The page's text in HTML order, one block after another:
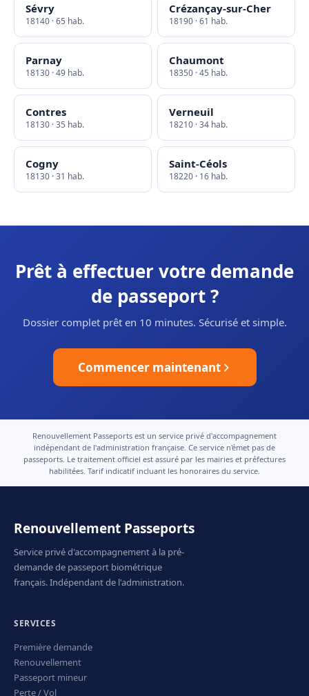
Sévry
18140 · 65 hab.
Crézançay-sur-Cher
18190 · 61 hab.
Parnay
18130 · 49 hab.
Chaumont
18350 · 45 hab.
Contres
18130 · 35 hab.
Verneuil
18210 · 34 hab.
Cogny
18130 · 31 hab.
Saint-Céols
18220 · 16 hab.
Prêt à effectuer votre demande
de passeport ?
Dossier complet prêt en 10 minutes. Sécurisé et simple.
Commencer maintenant
Renouvellement Passeports est un service privé d'accompagnement
indépendant de l'administration française. Ce service n'émet pas de
passeports. Le traitement officiel est assuré par les mairies et préfectures
habilitées. Tarif indicatif incluant les honoraires du service.
Renouvellement Passeports
Service privé d'accompagnement à la pré-
demande de passeport biométrique
français. Indépendant de l'administration.
SERVICES
Première demande
Renouvellement
Passeport mineur
Perte / Vol